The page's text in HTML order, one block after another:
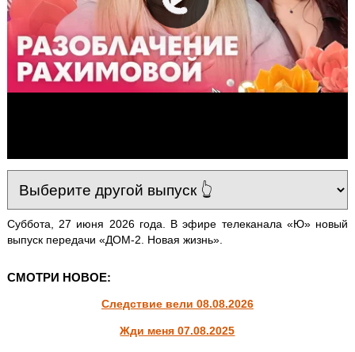
Суббота, 27 июня 2026 года. В эфире телеканала «Ю» новый
выпуск передачи «ДОМ-2. Новая жизнь».
СМОТРИ НОВОЕ:
Следствие вели 08.08.2026
Жди меня 07.08.2025